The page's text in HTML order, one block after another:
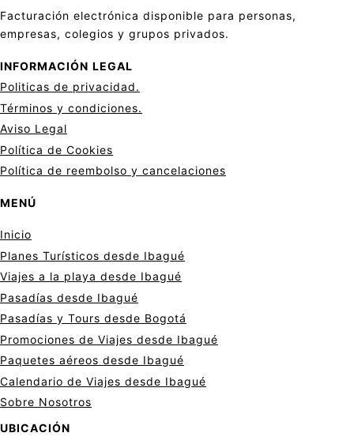
Facturación electrónica disponible para personas,
empresas, colegios y grupos privados.
INFORMACIÓN LEGAL
Politicas de privacidad.
Términos y condiciones.
Aviso Legal
Política de Cookies
Política de reembolso y cancelaciones
MENÚ
Inicio
Planes Turísticos desde Ibagué
Viajes a la playa desde Ibagué
Pasadías desde Ibagué
Pasadías y Tours desde Bogotá
Promociones de Viajes desde Ibagué
Paquetes aéreos desde Ibagué
Calendario de Viajes desde Ibagué
Sobre Nosotros
UBICACIÓN